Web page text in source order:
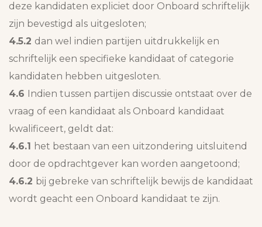
deze kandidaten expliciet door Onboard schriftelijk
zijn bevestigd als uitgesloten;
4.5.2 dan wel indien partijen uitdrukkelijk en
schriftelijk een specifieke kandidaat of categorie
kandidaten hebben uitgesloten.
4.6
Indien tussen partijen discussie ontstaat over de
vraag of een kandidaat als Onboard kandidaat
kwalificeert, geldt dat:
4.6.1
het bestaan van een uitzondering uitsluitend
door de opdrachtgever kan worden aangetoond;
4.6.2 bij gebreke van schriftelijk bewijs de kandidaat
wordt geacht een Onboard kandidaat te zijn.